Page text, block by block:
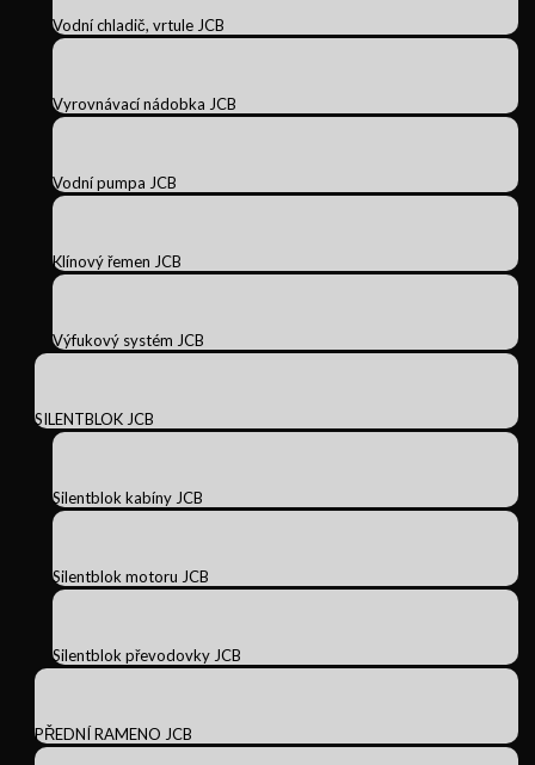
Vodní chladič, vrtule JCB
Vyrovnávací nádobka JCB
Vodní pumpa JCB
Klínový řemen JCB
Výfukový systém JCB
SILENTBLOK JCB
Silentblok kabíny JCB
Silentblok motoru JCB
Silentblok převodovky JCB
PŘEDNÍ RAMENO JCB